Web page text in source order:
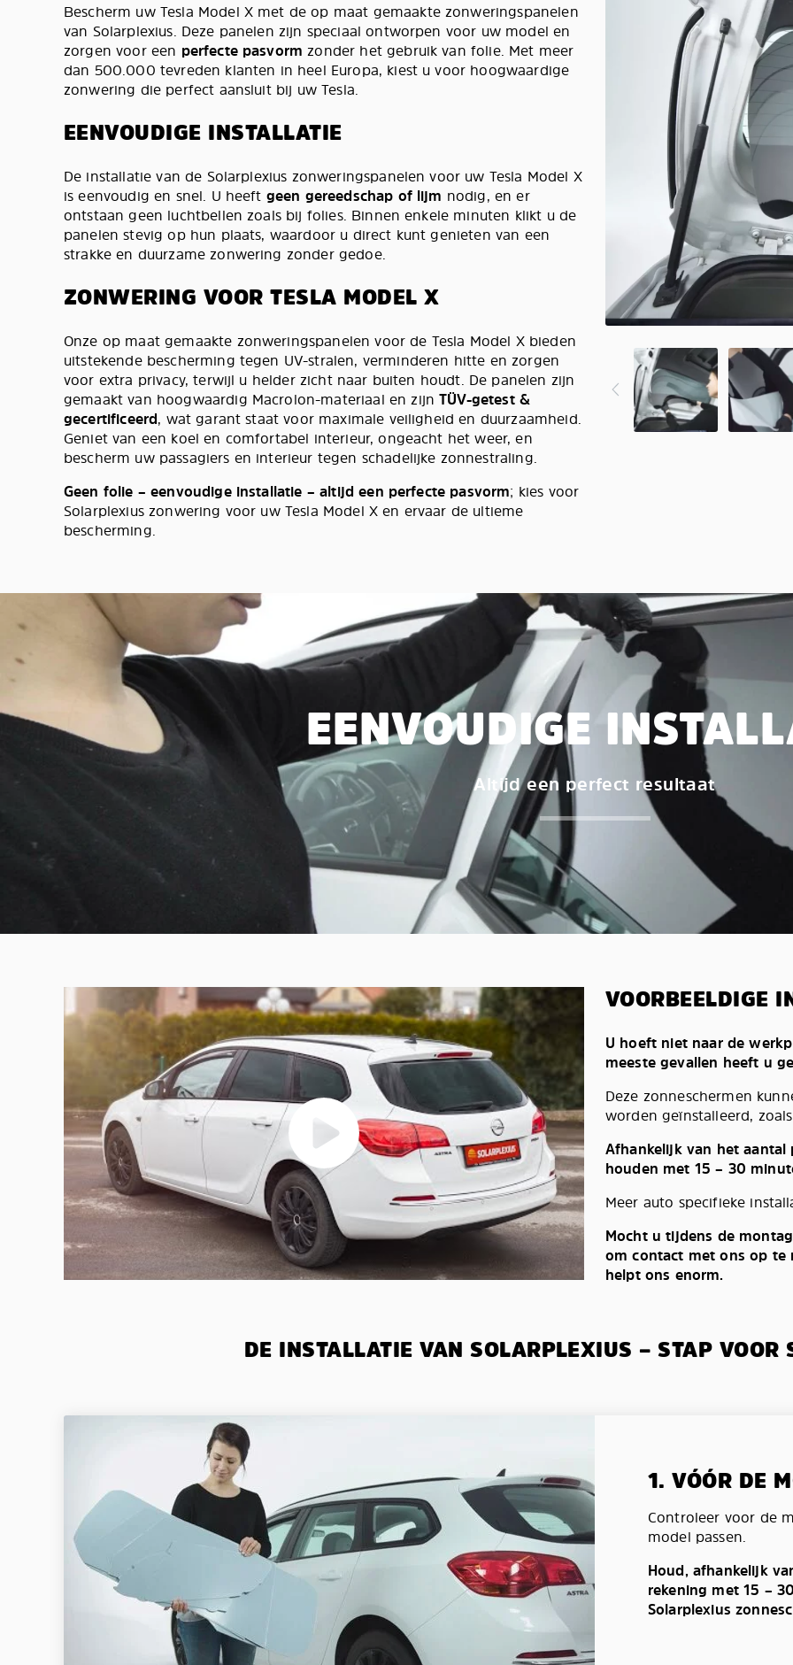
Bescherm uw Tesla Model X met de op maat gemaakte zonweringspanelen
van Solarplexius. Deze panelen zijn speciaal ontworpen voor uw model en
zorgen voor een perfecte pasvorm zonder het gebruik van folie. Met meer
dan 500.000 tevreden klanten in heel Europa, kiest u voor hoogwaardige
zonwering die perfect aansluit bij uw Tesla.
EENVOUDIGE INSTALLATIE
De installatie van de Solarplexius zonweringspanelen voor uw Tesla Model X
is eenvoudig en snel. U heeft geen gereedschap of lijm nodig, en er
ontstaan geen luchtbellen zoals bij folies. Binnen enkele minuten klikt u de
panelen stevig op hun plaats, waardoor u direct kunt genieten van een
strakke en duurzame zonwering zonder gedoe.
ZONWERING VOOR TESLA MODEL X
Onze op maat gemaakte zonweringspanelen voor de Tesla Model X bieden
uitstekende bescherming tegen UV-stralen, verminderen hitte en zorgen
voor extra privacy, terwijl u helder zicht naar buiten houdt. De panelen zijn
gemaakt van hoogwaardig Macrolon-materiaal en zijnTÜV-getest &
gecertificeerd, wat garant staat voor maximale veiligheid en duurzaamheid.
Geniet van een koel en comfortabel interieur, ongeacht het weer, en
bescherm uw passagiers en interieur tegen schadelijke zonnestraling.
Geen folie – eenvoudige installatie – altijd een perfecte pasvorm; kies voor
Solarplexius zonwering voor uw Tesla Model X en ervaar de ultieme
bescherming.
EENVOUDIGE
Altijd een perfect resultaat
VOORBEELDIGE
U hoeft niet naar de
meeste gevallen heeft u
Deze zonneschermen
worden geïnstalleerd,
Afhankelijk van het
houden met 15 – 30
Meer auto specifieke
Mocht u tijdens de
om contact met ons op te
helpt ons enorm.
DE INSTALLATIE VAN SOLARPLEXIUS – STAP VOOR
1. VÓÓR DE
Controleer voor de
model passen.
Houd, afhankelijk
rekening met 15 –
Solarplexius